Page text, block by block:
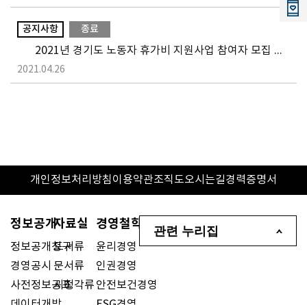
공지사항 종료
2021년 경기도 노동자 휴가비 지원사업 참여자 모집 공고
2021.04.26
개인정보처리방침이용약관조직도오시는길경력증명서
정보공개
정보공개청구
경영공시
사전정보공표
자료실
도서류
문서류
시청각류
경영철학
윤리경영
인권경영
안전보건경영
관련 누리집